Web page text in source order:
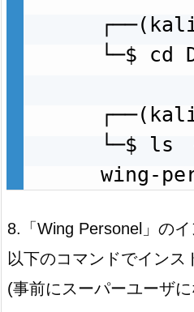
└─$ cd
└─$ ls　
wing-
8.「Wing Personel」の
以下のコマンドでインス
(事前にスーパーユーザ